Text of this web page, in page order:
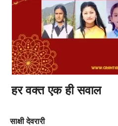
हर वक्त एक ही सवाल
साक्षी देवरारी